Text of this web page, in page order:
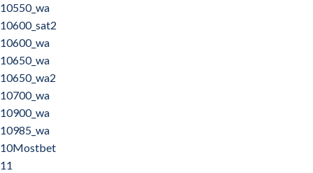
10550_wa
10600_sat2
10600_wa
10650_wa
10650_wa2
10700_wa
10900_wa
10985_wa
10Mostbet
11